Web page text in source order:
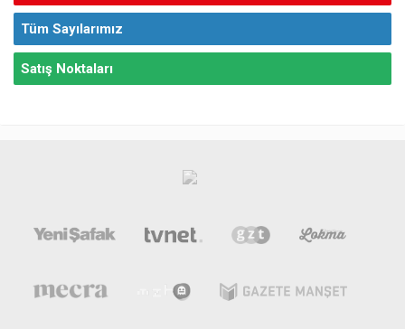
Tüm Sayılarımız
Satış Noktaları